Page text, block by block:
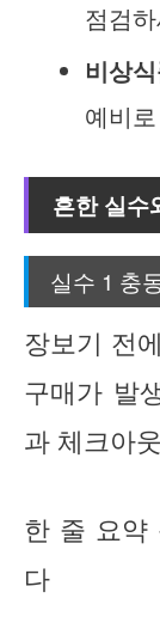
점검
비상
예비
흔한 실수
실수 1 충
장보기 전
구매가 발
과 체크아
한 줄 요약
다